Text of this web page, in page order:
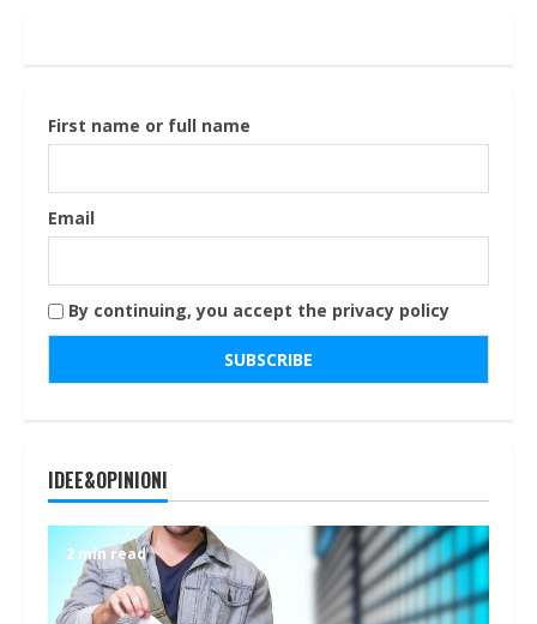
First name or full name
Email
By continuing, you accept the privacy policy
IDEE&OPINIONI
2 min read